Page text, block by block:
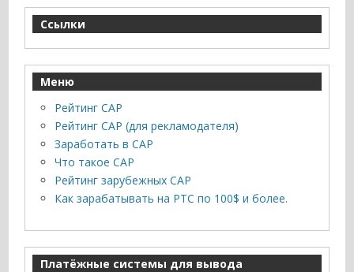
Ссылки
Меню
Рейтинг САР
Рейтинг САР (для рекламодателя)
Заработать в САР
Что такое САР
Рейтинг зарубежных САР
Как зарабатывать на PTC по 100$ и более.
Платёжные системы для вывода